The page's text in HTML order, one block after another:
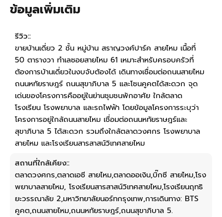
ข้อมูลเพิ่มเติม
รีวิว::
ขายบ้านเดี่ยว 2 ชั้น หมู่บ้าน สราญวงศ์ปาร์ค สายไหม เนื้อที่
50 ตารางวา ทำเลซอยสายไหม 61 เหมาะสำหรับครอบครัวที่
ต้องการบ้านเดี่ยวในงบจับต้องได้ เดินทางเชื่อมต่อถนนสายไหม
ถนนหทัยราษฎร์ ถนนสุขาภิบาล 5 และโซนคูคตได้สะดวก จุด
เด่นของโครงการคืออยู่ในย่านชุมชนพักอาศัย ใกล้ตลาด
โรงเรียน โรงพยาบาล และรถไฟฟ้า โดยข้อมูลโครงการระบุว่า
โครงการอยู่ใกล้ถนนสายไหม เชื่อมต่อถนนหทัยราษฎร์และ
สุขาภิบาล 5 ได้สะดวก รวมถึงใกล้ตลาดวงศกร โรงพยาบาล
สายไหม และโรงเรียนสารสาสน์วิเทศสายไหม
สถานที่ใกล้เคียง::
ตลาดวงศกร,ตลาดเอซี สายไหม,ตลาดออเงิน,บิ๊กซี สายไหม,โรง
พยาบาลสายไหม, โรงเรียนสารสาสน์วิเทศสายไหม,โรงเรียนฤทธิ
ยะวรรณาลัย 2,มหาวิทยาลัยนอร์ทกรุงเทพ,การเดินทาง: BTS
คูคต,ถนนสายไหม,ถนนหทัยราษฎร์,ถนนสุขาภิบาล 5.